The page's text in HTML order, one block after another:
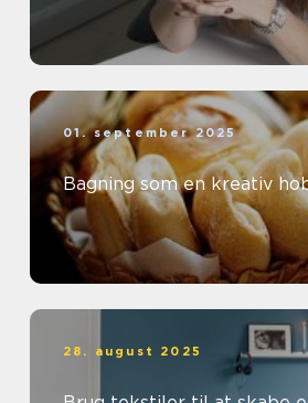
01. september 2025
Bagning som en kreativ
28. august 2025